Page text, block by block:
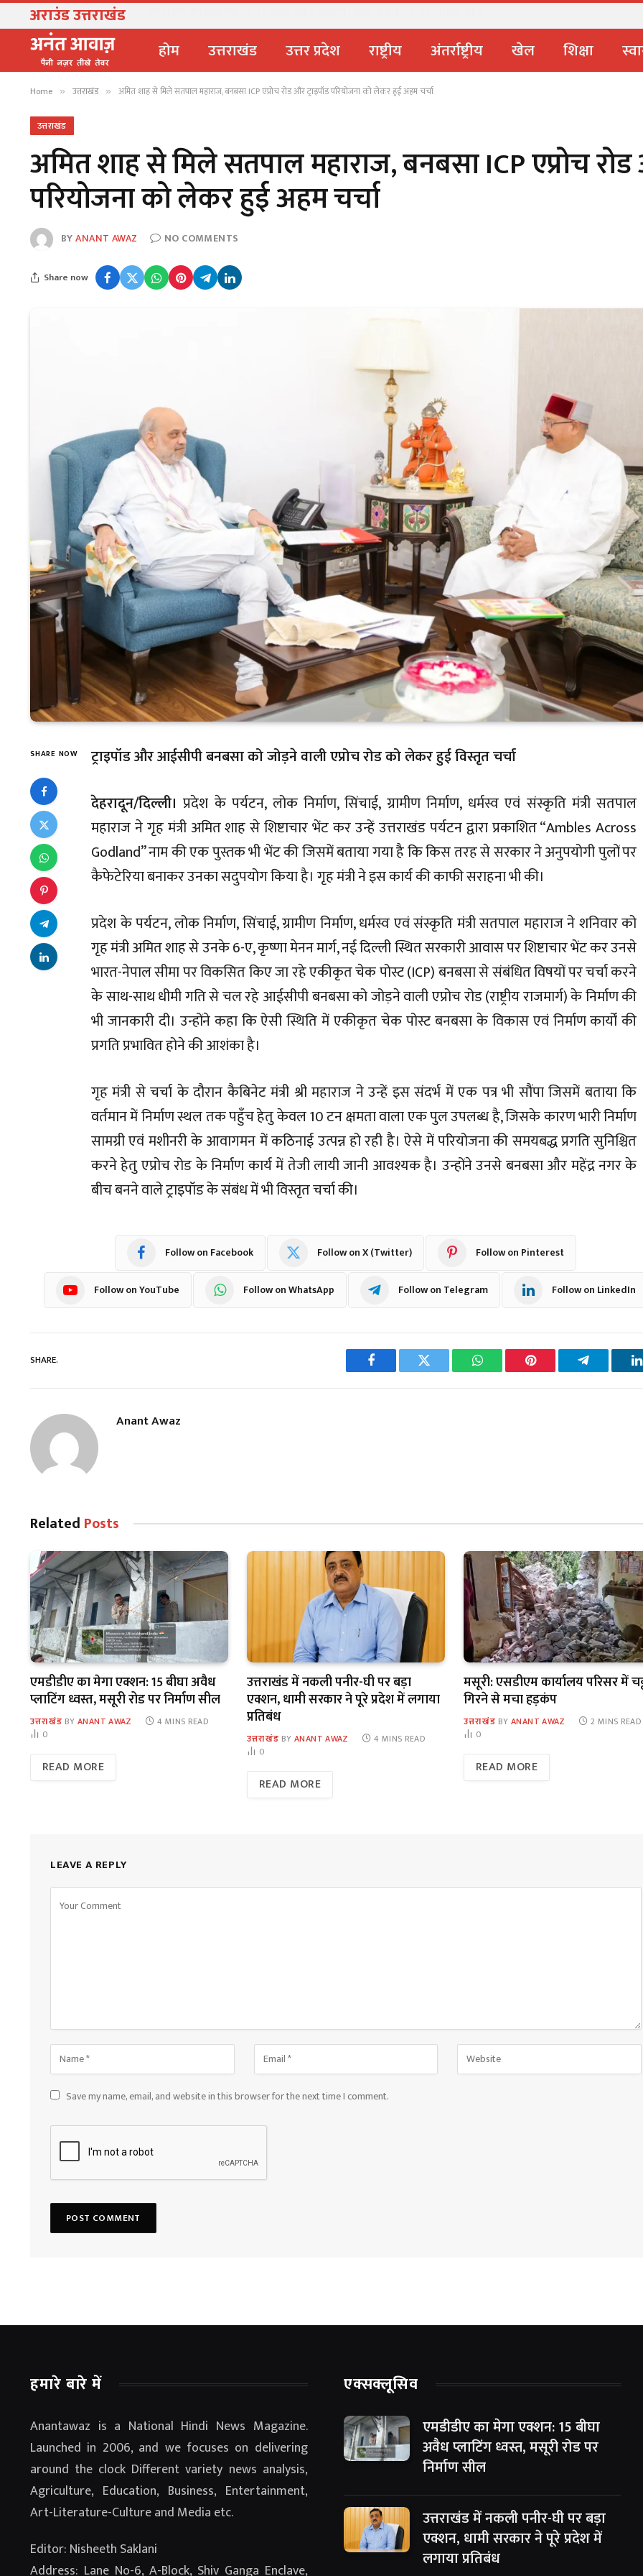
अराउंड उत्तराखंड
होम उत्तराखंड उत्तर प्रदेश राष्ट्रीय अंतर्राष्ट्रीय खेल शिक्षा
Home » उत्तराखंड » अमित शाह से मिले सतपाल महाराज, बनबसा ICP एप्रोच रोड और ट्राइपॉड परियोजना को लेकर हुई अहम चर्चा
उत्तराखंड
अमित शाह से मिले सतपाल महाराज, बनबसा ICP एप्रोच रोड
परियोजना को लेकर हुई अहम चर्चा
BYANANT AWAZ NO COMMENTS
Share now
SHARE NOW
ट्राइपॉड और आईसीपी बनबसा को जोड़ने वाली एप्रोच रोड को लेकर हुई विस्तृत चर्चा
देहरादून/दिल्ली। प्रदेश के पर्यटन, लोक निर्माण, सिंचाई, ग्रामीण निर्माण, धर्मस्व एवं संस्कृति मंत्री सतपाल
महाराज ने गृह मंत्री अमित शाह से शिष्टाचार भेंट कर उन्हें उत्तराखंड पर्यटन द्वारा प्रकाशित “Ambles Across
Godland” नाम की एक पुस्तक भी भेंट की जिसमें बताया गया है कि किस तरह से सरकार ने अनुपयोगी पुलों पर
कैफेटेरिया बनाकर उनका सदुपयोग किया है। गृह मंत्री ने इस कार्य की काफी सराहना भी की।
प्रदेश के पर्यटन, लोक निर्माण, सिंचाई, ग्रामीण निर्माण, धर्मस्व एवं संस्कृति मंत्री सतपाल महाराज ने शनिवार को
गृह मंत्री अमित शाह से उनके 6-ए, कृष्णा मेनन मार्ग, नई दिल्ली स्थित सरकारी आवास पर शिष्टाचार भेंट कर उनसे
भारत-नेपाल सीमा पर विकसित किए जा रहे एकीकृत चेक पोस्ट (ICP) बनबसा से संबंधित विषयों पर चर्चा करने
के साथ-साथ धीमी गति से चल रहे आईसीपी बनबसा को जोड़ने वाली एप्रोच रोड (राष्ट्रीय राजमार्ग) के निर्माण की
भी जानकारी दी। उन्होंने कहा कि ऐसी स्थिति में एकीकृत चेक पोस्ट बनबसा के विकास एवं निर्माण कार्यों की
प्रगति प्रभावित होने की आशंका है।
गृह मंत्री से चर्चा के दौरान कैबिनेट मंत्री श्री महाराज ने उन्हें इस संदर्भ में एक पत्र भी सौंपा जिसमें बताया कि
वर्तमान में निर्माण स्थल तक पहुँच हेतु केवल 10 टन क्षमता वाला एक पुल उपलब्ध है, जिसके कारण भारी निर्माण
सामग्री एवं मशीनरी के आवागमन में कठिनाई उत्पन्न हो रही है। ऐसे में परियोजना की समयबद्ध प्रगति सुनिश्चित
करने हेतु एप्रोच रोड के निर्माण कार्य में तेजी लायी जानी आवश्यक है। उन्होंने उनसे बनबसा और महेंद्र नगर के
बीच बनने वाले ट्राइपॉड के संबंध में भी विस्तृत चर्चा की।
Follow on Facebook Follow on X (Twitter) Follow on Pinterest
Follow on YouTube Follow on WhatsApp Follow on Telegram Follow on LinkedIn
SHARE.
Facebook Twitter WhatsAppPinterest Telegram
Anant Awaz
Related Posts
एमडीडीए का मेगा एक्शन: 15 बीघा अवैध
प्लाटिंग ध्वस्त, मसूरी रोड पर निर्माण सील
उत्तराखंड BY ANANT AWAZ
4 MINS READ
0
READ MORE
उत्तराखंड में नकली पनीर-घी पर बड़ा
एक्शन, धामी सरकार ने पूरे प्रदेश में लगाया
प्रतिबंध
उत्तराखंड BY ANANT AWAZ
4 MINS READ
0
READ MORE
मसूरी: एसडीएम कार्यालय परिसर में
गिरने से मचा हड़कंप
उत्तराखंड BY ANANT AWAZ
2 MINS READ
0
READ MORE
LEAVE A REPLY
Save my name, email, and website in this browser for the next time I comment.
हमारे बारे में
Anantawaz is a National Hindi News Magazine.
Launched in 2006, and we focuses on delivering
around the clock Different variety news analysis,
Agriculture, Education, Business, Entertainment,
Art-Literature-Culture and Media etc.
Editor: Nisheeth Saklani
Address: Lane No-6, A-Block, Shiv Ganga Enclave,
एक्सक्लूसिव
एमडीडीए का मेगा एक्शन: 15 बीघा
अवैध प्लाटिंग ध्वस्त, मसूरी रोड पर
निर्माण सील
उत्तराखंड में नकली पनीर-घी पर बड़ा
एक्शन, धामी सरकार ने पूरे प्रदेश में
लगाया प्रतिबंध